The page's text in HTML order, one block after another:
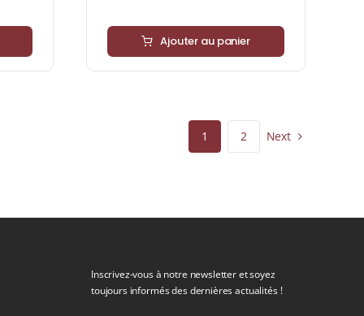
Ajouter au panier
1 2 Next
Inscrivez-vous à notre newsletter et soyez
toujours informés des dernières actualités !